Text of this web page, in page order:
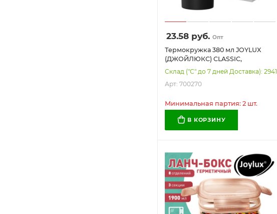
23.58 руб. Опт
Термокружка 380 мл JOYLUX
(ДЖОЙЛЮКС) CLASSIC,
нержавеющая сталь SUS304,
черный матовый, 700270
Склад ("С" до 7 дней Доставка): 2941
Арт: 700270
Минимальная партия: 2 шт.
В КОРЗИНУ